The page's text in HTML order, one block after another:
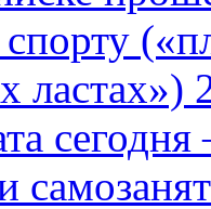
ластах»)